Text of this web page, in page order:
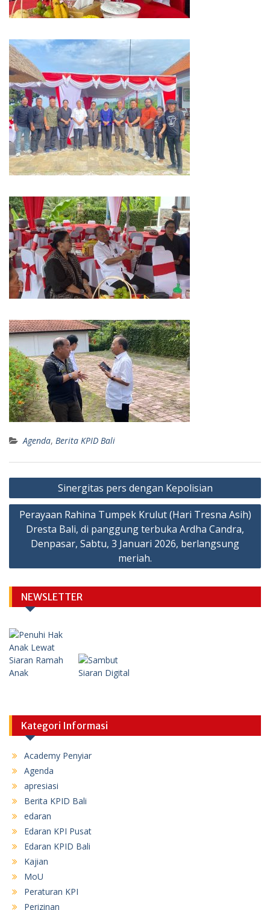
Agenda, Berita KPID Bali
Post
navigation
Sinergitas pers dengan Kepolisian
Perayaan Rahina Tumpek Krulut (Hari Tresna Asih)
Dresta Bali, di panggung terbuka Ardha Candra,
Denpasar, Sabtu, 3 Januari 2026, berlangsung
meriah.
NEWSLETTER
Kategori Informasi
Academy Penyiar
Agenda
apresiasi
Berita KPID Bali
edaran
Edaran KPI Pusat
Edaran KPID Bali
Kajian
MoU
Peraturan KPI
Perizinan